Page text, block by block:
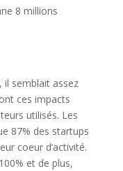
8 millions
il semblait assez
ces impacts
utilisés. Les
87% des startups
coeur d’activité.
et de plus,